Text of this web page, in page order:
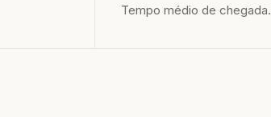
Tempo médio de chegada.